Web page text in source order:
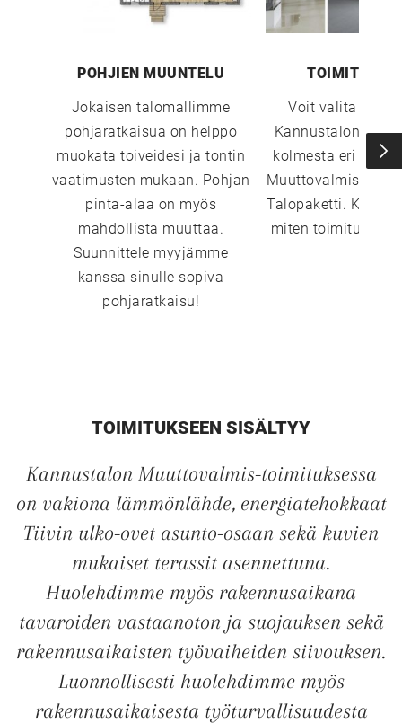
POHJIEN MUUNTELU
Jokaisen talomallimme
pohjaratkaisua on helppo
muokata toiveidesi ja tontin
vaatimusten mukaan. Pohjan
pinta-alaa on myös
mahdollista muuttaa.
Suunnittele myyjämme
kanssa sinulle sopiva
pohjaratkaisu!
Voit valita
Kannustalon
kolmesta eri
Muuttovalmis,
Talopaketti. Katso
miten
TOIMITUKSEEN SISÄLTYY
Kannustalon Muuttovalmis-toimituksessa
on vakiona lämmönlähde, energiatehokkaat
Tiivin ulko-ovet asunto-osaan sekä kuvien
mukaiset terassit asennettuna.
Huolehdimme myös rakennusaikana
tavaroiden vastaanoton ja suojauksen sekä
rakennusaikaisten työvaiheiden siivouksen.
Luonnollisesti huolehdimme myös
rakennusaikaisesta työturvallisuudesta
UUSI
UNELMISTA
TALOKIRJA ON
JULKAISTU
Upea yli 200-sivuinen talokirja!
Tilaa esite